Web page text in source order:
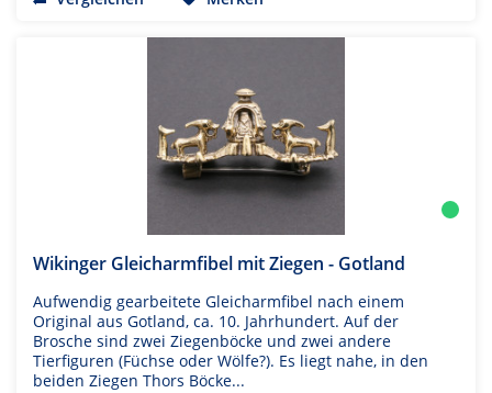
Wikinger Gleicharmfibel mit Ziegen - Gotland
Aufwendig gearbeitete Gleicharmfibel nach einem
Original aus Gotland, ca. 10. Jahrhundert. Auf der
Brosche sind zwei Ziegenböcke und zwei andere
Tierfiguren (Füchse oder Wölfe?). Es liegt nahe, in den
beiden Ziegen Thors Böcke...